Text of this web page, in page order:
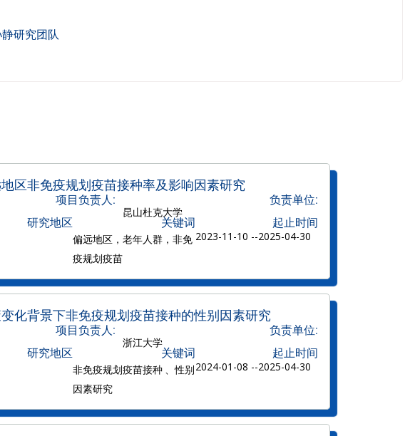
研究团队
区非免疫规划疫苗接种率及影响因素研究
项目负责人: 负责单位:
昆山杜克大学
研究地区 关键词
偏远地区，老年人群，非免
疫规划疫苗
起止时间
2023-11-10 --2025-04-30
化背景下非免疫规划疫苗接种的性别因素研究
项目负责人: 负责单位:
浙江大学
研究地区 关键词
非免疫规划疫苗接种 、性别
因素研究
起止时间
2024-01-08 --2025-04-30